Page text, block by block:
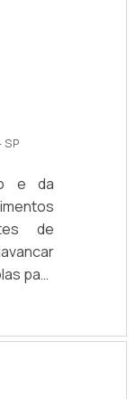
SP
e da
de
para
que
e
e